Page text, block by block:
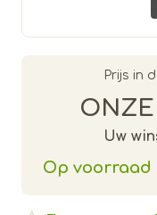
Prijs in
ONZE
Uw
Op voorraad